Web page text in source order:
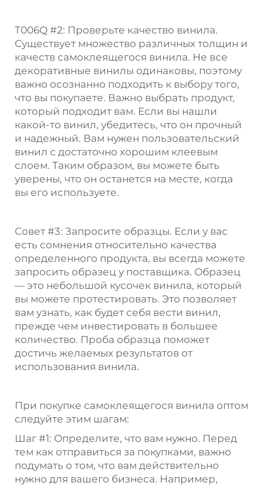
T006Q #2: Проверьте качество винила.
Существует множество различных толщин и
качеств самоклеящегося винила. Не все
декоративные винилы одинаковы, поэтому
важно осознанно подходить к выбору того,
что вы покупаете. Важно выбрать продукт,
который подходит вам. Если вы нашли
какой-то винил, убедитесь, что он прочный
и надежный. Вам нужен пользовательский
винил с достаточно хорошим клеевым
слоем. Таким образом, вы можете быть
уверены, что он останется на месте, когда
вы его используете.
Совет #3: Запросите образцы. Если у вас
есть сомнения относительно качества
определенного продукта, вы всегда можете
запросить образец у поставщика. Образец
— это небольшой кусочек винила, который
вы можете протестировать. Это позволяет
вам узнать, как будет себя вести винил,
прежде чем инвестировать в большее
количество. Проба образца поможет
достичь желаемых результатов от
использования винила.
При покупке самоклеящегося винила оптом
следуйте этим шагам:
Шаг #1: Определите, что вам нужно. Перед
тем как отправиться за покупками, важно
подумать о том, что вам действительно
нужно для вашего бизнеса. Например,